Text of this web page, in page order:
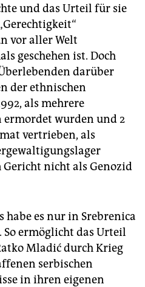
und das Urteil für sie
vor aller Welt
geschehen ist. Doch
darüber
der ethnischen
als mehrere
ermordet wurden und 2
vertrieben, als
nicht als Genozid
habe es nur in Srebrenica
So ermöglicht das Urteil
Mladić durch Krieg
serbischen
in ihren eigenen